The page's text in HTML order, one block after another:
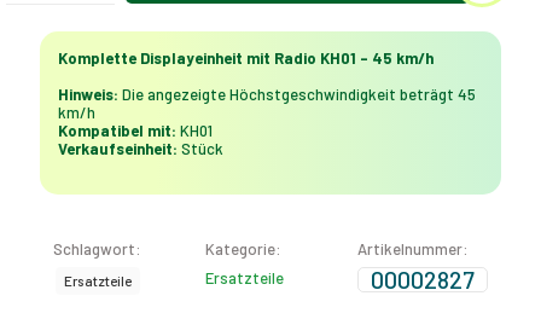
Komplette Displayeinheit mit Radio KH01 – 45 km/h
Hinweis: Die angezeigte Höchstgeschwindigkeit beträgt 45
km/h
Kompatibel mit: KH01
Verkaufseinheit: Stück
Schlagwort:
Ersatzteile
Kategorie:
Ersatzteile
Artikelnummer:
00002827